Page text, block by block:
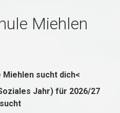
Miehlen
Miehlen sucht dich<
Jahr) für 2026/27